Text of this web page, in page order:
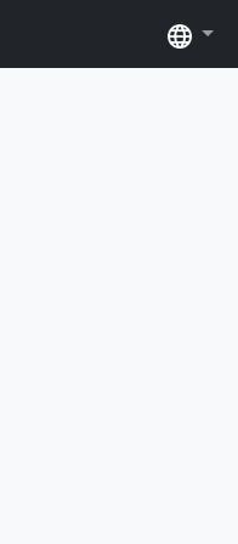
语